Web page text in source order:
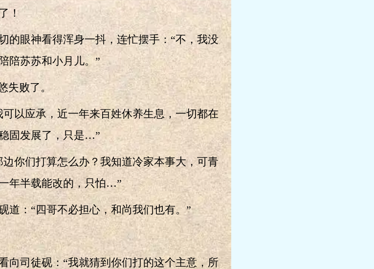
！
眼神看得浑身一抖，连忙摆手：“不，我没
陪苏苏和小月儿。”
败了。
应承，近一年来百姓休养生息，一切都在
固发展了，只是…”
们打算怎么办？我知道冷家本事大，可青
年半载能改的，只怕…”
：“四哥不必担心，和尚我们也有。”
司徒砚：“我就猜到你们打的这个主意，所